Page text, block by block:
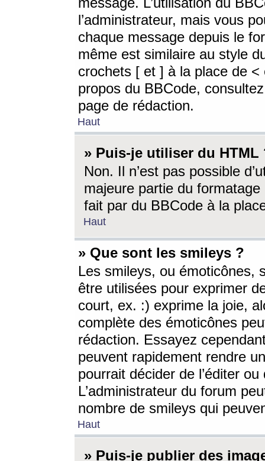
l’administrateur, mais vous
chaque message depuis le
même est similaire au style
crochets [ et ] à la place de <
propos du BBCode,
page de rédaction.
Haut
» Puis-je utiliser du HTML
Non. Il n’est pas possible
majeure partie du
fait par du BBCode à la
Haut
» Que sont les smileys ?
Les smileys, ou émoticônes,
être utilisées pour exprimer
court, ex. :) exprime la joie,
complète des émoticônes
rédaction. Essayez
peuvent rapidement rendre
pourrait décider de l’éditer
L’administrateur du forum
nombre de smileys qui
Haut
» Puis-je publier des